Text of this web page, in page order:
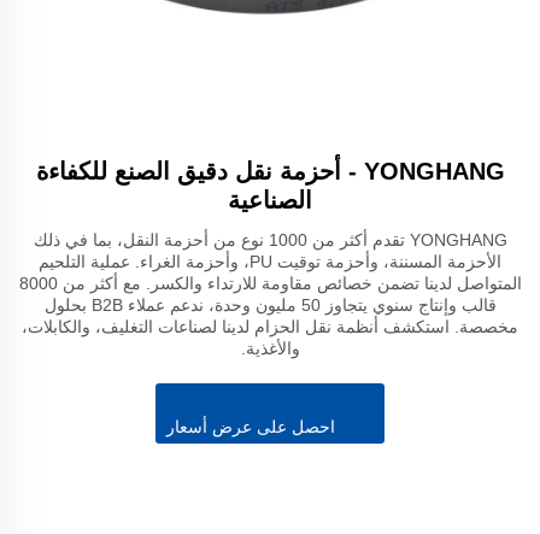
YONGHANG - أحزمة نقل دقيق الصنع للكفاءة
الصناعية
YONGHANG تقدم أكثر من 1000 نوع من أحزمة النقل، بما في ذلك
الأحزمة المسننة، وأحزمة توقيت PU، وأحزمة الغراء. عملية التلحيم
المتواصل لدينا تضمن خصائص مقاومة للارتداء والكسر. مع أكثر من 8000
قالب وإنتاج سنوي يتجاوز 50 مليون وحدة، ندعم عملاء B2B بحلول
مخصصة. استكشف أنظمة نقل الحزام لدينا لصناعات التغليف، والكابلات،
والأغذية.
احصل على عرض أسعار